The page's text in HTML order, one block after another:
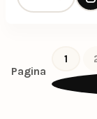
Pagina
1